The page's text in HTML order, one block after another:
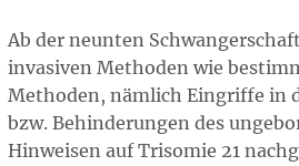
Ab der neunten
invasiven Methoden wie
Methoden, nämlich Eingriffe in
bzw. Behinderungen des
Hinweisen auf Trisomie 21